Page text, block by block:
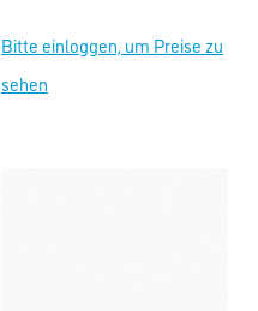
Bitte einloggen, um Preise zu
sehen